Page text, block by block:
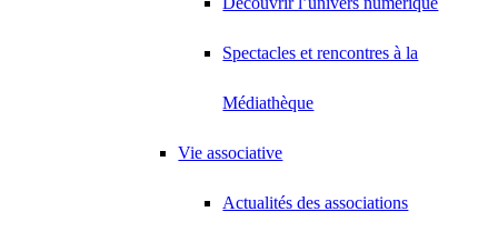
Spectacles et rencontres à la
Médiathèque
Vie associative
Actualités des associations